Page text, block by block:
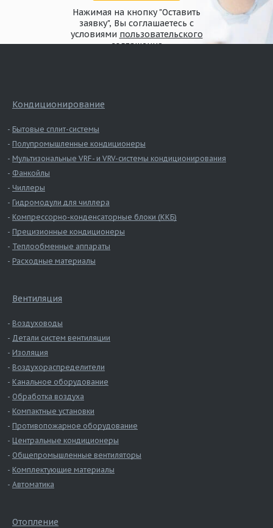
Нажимая на кнопку "Оставить
заявку", Вы соглашаетесь с
условиями пользовательского
соглашения
Кондиционирование
Бытовые сплит-системы
Полупромышленные кондиционеры
Мультизональные VRF- и VRV-системы кондиционирования
Фанкойлы
Чиллеры
Гидромодули для чиллера
Компрессорно-конденсаторные блоки (ККБ)
Прецизионные кондиционеры
Теплообменные аппараты
Расходные материалы
Вентиляция
Воздуховоды
Детали систем вентиляции
Изоляция
Воздухораспределители
Канальное оборудование
Обработка воздуха
Компактные установки
Противопожарное оборудование
Центральные кондиционеры
Общепромышленные вентиляторы
Комплектующие материалы
Автоматика
Отопление